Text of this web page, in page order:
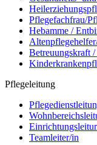
Pflegefachfrau/
Hebamme /
Betreuungskraft
Pflegeleitung
Teamleiter/in